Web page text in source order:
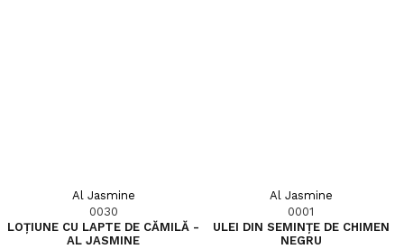
Al Jasmine
0030
LOȚIUNE CU LAPTE DE CĂMILĂ -
AL JASMINE
Al Jasmine
0001
ULEI DIN SEMINȚE DE CHIMEN
NEGRU